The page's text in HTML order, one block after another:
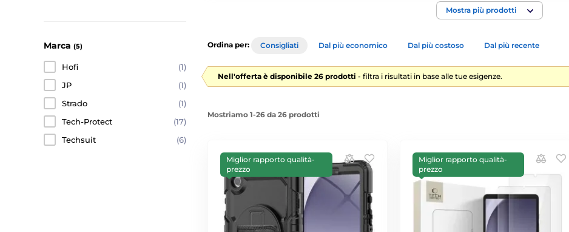
Mostra più prodotti
Marca (5)
Hofi
(1)
JP
(1)
Strado
(1)
Tech-Protect
(17)
Techsuit
(6)
Ordina per: Consigliati Dal più economico Dal più costoso Dal più recente
Nell'offerta è disponibile 26 prodotti - filtra i risultati in base alle tue esigenze.
Mostriamo 1-26 da 26 prodotti
Miglior rapporto qualità-
prezzo
Miglior rapporto qualità-
prezzo